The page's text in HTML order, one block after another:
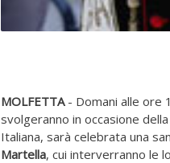
MOLFETTA- Domani alle ore
svolgeranno in occasione
Italiana, sarà celebrata una
Martella, cui interverranno le